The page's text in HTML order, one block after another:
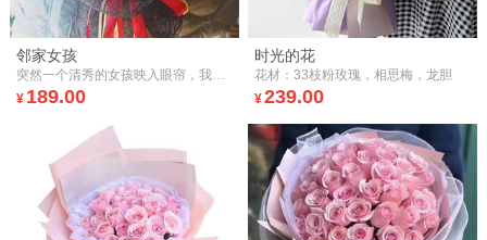
邻家女孩
¥ 189.00
时光的花
花材：33枝粉玫瑰，相思梅，龙胆
¥239.00